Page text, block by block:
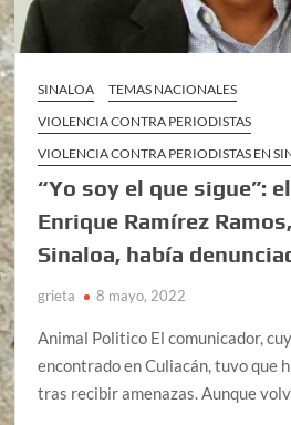
SINALOA
TEMAS NACIONALES
VIOLENCIA CONTRA PERIODISTAS
VIOLENCIA CONTRA PERIODISTAS EN
“Yo soy el que sigue”:
Enrique Ramírez
Sinaloa, había
grieta 8 mayo, 2022
Animal Politico El comunicador,
encontrado en Culiacán, tuvo que
tras recibir amenazas. Aunque